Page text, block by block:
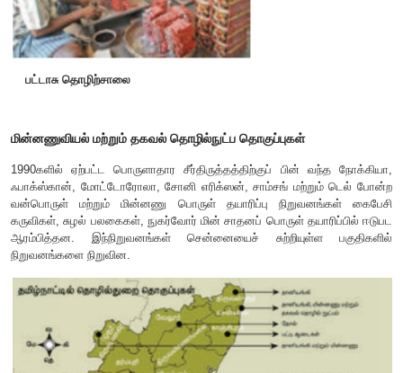
தோல் மற்றும் தோல் பொருள்களின் தொகுப்பு
இந்தியாவின்60%
ராணிப்பேட்டை,ஆம்பூர்,வாணியம்பாடி ஆகிய நகரங்கள்
தோல் உற்பத்தி மற்றும் பதனிடும் வசதியைக் கொண்டுள்ளது.
தோல் பொருள்கள் ஏற்றுமதியில் இந்தியாவிலேயே முதன்மை
திகழ்கிறது. சென்னையிலும் பல தோல் சார்ந்த உற்பத்தி
தொழிற்சாலை நிறுவனங்கள் உள்ளன. திண்டுக்கல்
மாவட்டங்களில் தோல் பதனிடுதல் மற்றும் உற்பத்தித்
தொகுப்பு காணப்படுகிறது. தோல் உற்பத்தித்
அளிப்பதில் முக்கிய பங்கு வகிக்கிறது.